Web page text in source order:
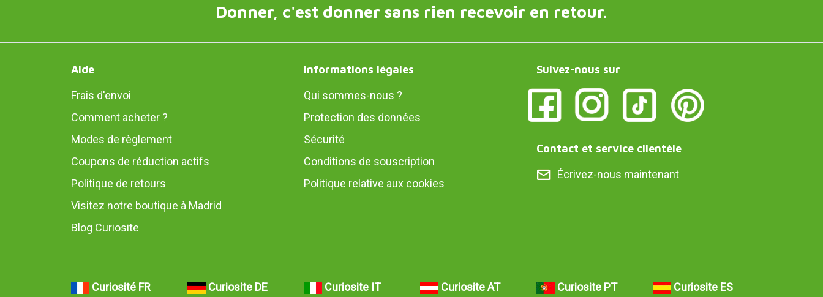
Donner, c'est donner sans rien recevoir en retour.
Aide
Frais d'envoi
Comment acheter ?
Modes de règlement
Coupons de réduction actifs
Politique de retours
Visitez notre boutique à Madrid
Blog Curiosite
Informations légales
Qui sommes-nous ?
Protection des données
Sécurité
Conditions de souscription
Politique relative aux cookies
Suivez-nous sur
Contact et service clientèle
Écrivez-nous maintenant
Curiosité FR Curiosite DE Curiosite IT Curiosite AT Curiosite PT Curiosite ES